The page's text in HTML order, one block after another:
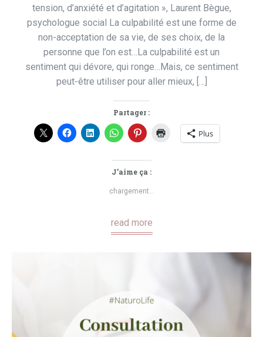
tension, d’anxiété et d’agitation », Laurent Bègue,
psychologue social La culpabilité est une forme de
non-acceptation de sa vie, de ses choix, de la
personne que l’on est…La culpabilité est un
sentiment qui dévore, qui ronge…Mais, ce sentiment
peut-être utiliser pour aller mieux, […]
Partager :
Plus
J’aime ça :
chargement…
read more